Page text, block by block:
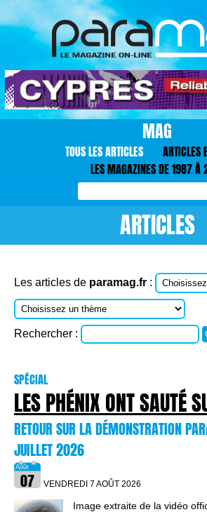
MAG
TOUS LES ARTICLES
ARTICLES
LES MAGAZINES DE 1987 À
ARTICLES
Les articles de paramag.fr :
Rechercher :
SPÉCIAL
LES PHÉNIX ONT SAUTÉ
RETOUR SUR LA DÉMONSTRATION
JUILLET 2026
VENDREDI 7 AOÛT 2026
Image extraite de la vidéo